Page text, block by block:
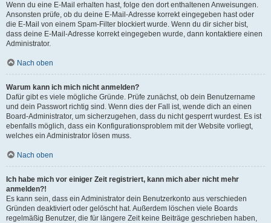
Wenn du eine E-Mail erhalten hast, folge den dort enthaltenen Anweisungen.
Ansonsten prüfe, ob du deine E-Mail-Adresse korrekt eingegeben hast oder
die E-Mail von einem Spam-Filter blockiert wurde. Wenn du dir sicher bist,
dass deine E-Mail-Adresse korrekt eingegeben wurde, dann kontaktiere einen
Administrator.
Nach oben
Warum kann ich mich nicht anmelden?
Dafür gibt es viele mögliche Gründe. Prüfe zunächst, ob dein Benutzername
und dein Passwort richtig sind. Wenn dies der Fall ist, wende dich an einen
Board-Administrator, um sicherzugehen, dass du nicht gesperrt wurdest. Es ist
ebenfalls möglich, dass ein Konfigurationsproblem mit der Website vorliegt,
welches ein Administrator lösen muss.
Nach oben
Ich habe mich vor einiger Zeit registriert, kann mich aber nicht mehr
anmelden?!
Es kann sein, dass ein Administrator dein Benutzerkonto aus verschieden
Gründen deaktiviert oder gelöscht hat. Außerdem löschen viele Boards
regelmäßig Benutzer, die für längere Zeit keine Beiträge geschrieben haben,